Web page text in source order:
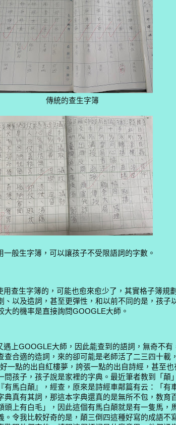
傳統的查生字簿
一般生字簿，可以讓孩子不受限語詞的字數。
查生字簿的，可能也愈來愈少了，其實格子簿規
、以及造詞，甚至更彈性，和以前不同的是，孩子
大的機率是直接詢問GOOGLE大師。
上GOOGLE大師，因此能查到的語詞，無奇不有
查合適的造詞，來的卻可能是老師活了二三四十載
好一點的出自紅樓夢，誇張一點的出自詩經，甚至
問孩子，孩子說是家裡的字典。最近筆者教到「顛
有馬白顛』，經查，原來是詩經車鄰篇有云：「有
典真有其詞，那這本字典還真的是無所不包，教育
頭上有白毛」，因此這個有馬白顛就是有一隻馬，
。令我比較好奇的是，顛三倒四這種好寫的成語不